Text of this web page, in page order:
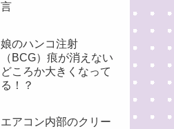
言
娘のハンコ注射
（BCG）痕が消えない
どころか大きくなって
る！？
エアコン内部のクリー